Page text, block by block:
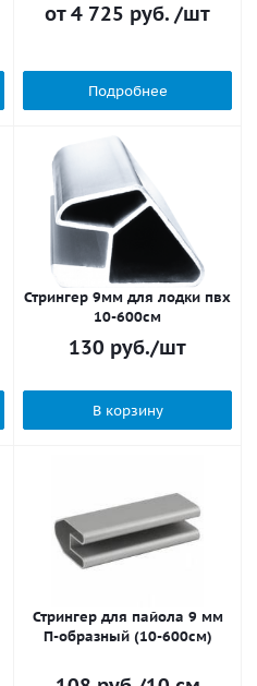
от4 725 руб. /шт
Подробнее
Стрингер 9мм для лодки пвх
10-600см
130 руб./шт
В корзину
Стрингер для пайола 9 мм
П-образный (10-600см)